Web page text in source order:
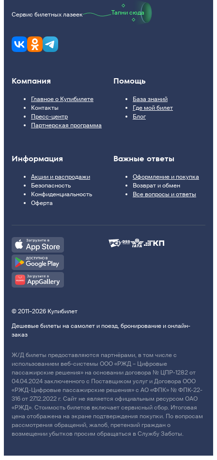
Сервис билетных лазеек Тапни сюда
Компания
Главное о Купибилете
Контакты
Пресс-центр
Партнерская программа
Помощь
База знаний
Где мой билет
Блог
Информация
Акции и распродажи
Безопасность
Конфиденциальность
Оферта
Важные ответы
Оформление и покупка
Возврат и обмен
Все вопросы и ответы
© 2011–2026 Купибилет
Дешевые билеты на самолет и поезд, бронирование и онлайн-
заказ
Ж/Д билеты предоставляются партнёрами, в том числе с
использованием веб-системы ООО «РЖД – Цифровые
пассажирские решения» на основании договора № ЦПР-1282 от
04.04.2024 заключенного с Поставщиком услуг и Договора ООО
«РЖД-Цифровые пассажирские решения» с АО «ФПК» № ФПК-22-
316 от 27.12.2022 г. Сайт не является официальным ресурсом ОАО
«РЖД». Стоимость билетов включает сервисный сбор. Итоговая
цена отображена на экране подтверждения покупки. По вопросам
рассмотрения обращений, жалоб, претензий граждан о
возмещении убытков просим обращаться в Службу Заботы.